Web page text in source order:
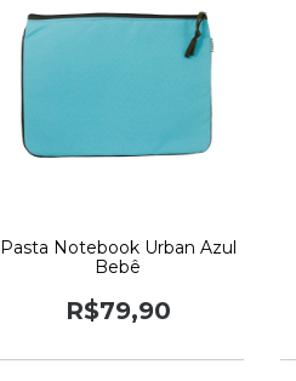
Pasta Notebook Urban Azul
Bebê
R$79,90